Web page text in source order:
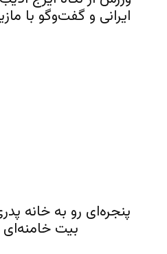
پنجره‌ای رو به خانه
بیت خامنه‌ای ـ ۱۶ امرداد / ۷